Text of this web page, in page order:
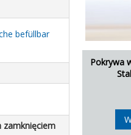
befüllbar
zamknięciem
Pokrywa